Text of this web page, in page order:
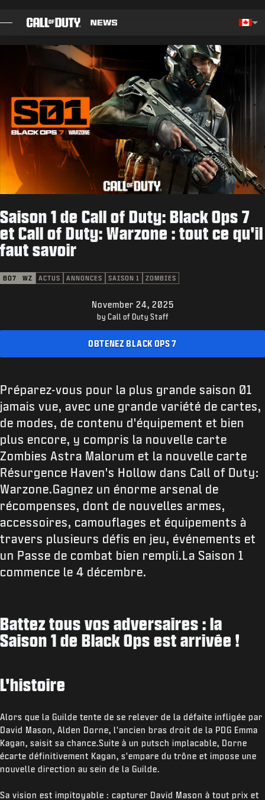
GUIDES
NOTES DE CORRECTIF
JEUX
BOUTIQUE
ESPORTS
S'INSCRIRE
Saison 1 de Call of Duty: Black Ops 7
et Call of Duty: Warzone : tout ce qu'il
faut savoir
BO7 WZ ACTUS ANNONCES SAISON 1 ZOMBIES
November 24, 2025
by Call of Duty Staff
OBTENEZ BLACK OPS 7
Préparez-vous pour la plus grande saison 01
jamais vue, avec une grande variété de cartes,
de modes, de contenu d'équipement et bien
plus encore, y compris la nouvelle carte
Zombies Astra Malorum et la nouvelle carte
Résurgence Haven's Hollow dans Call of Duty:
Warzone.Gagnez un énorme arsenal de
récompenses, dont de nouvelles armes,
accessoires, camouflages et équipements à
travers plusieurs défis en jeu, événements et
un Passe de combat bien rempli.La Saison 1
commence le 4 décembre.
Battez tous vos adversaires : la
Saison 1 de Black Ops est arrivée !
L'histoire
Alors que la Guilde tente de se relever de la défaite infligée par
David Mason, Alden Dorne, l'ancien bras droit de la PDG Emma
Kagan, saisit sa chance.Suite à un putsch implacable, Dorne
écarte définitivement Kagan, s'empare du trône et impose une
nouvelle direction au sein de la Guilde.
Sa vision est impitoyable : capturer David Mason à tout prix et